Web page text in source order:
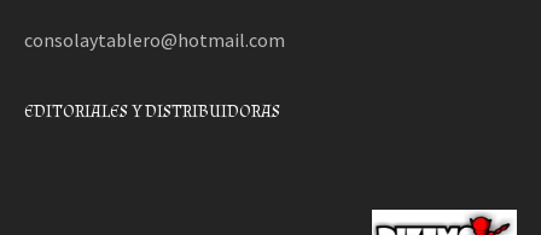
consolaytablero@hotmail.com
EDITORIALES Y DISTRIBUIDORAS